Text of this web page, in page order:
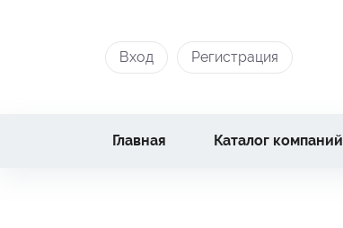
Вход Регистрация
Главная Каталог компаний